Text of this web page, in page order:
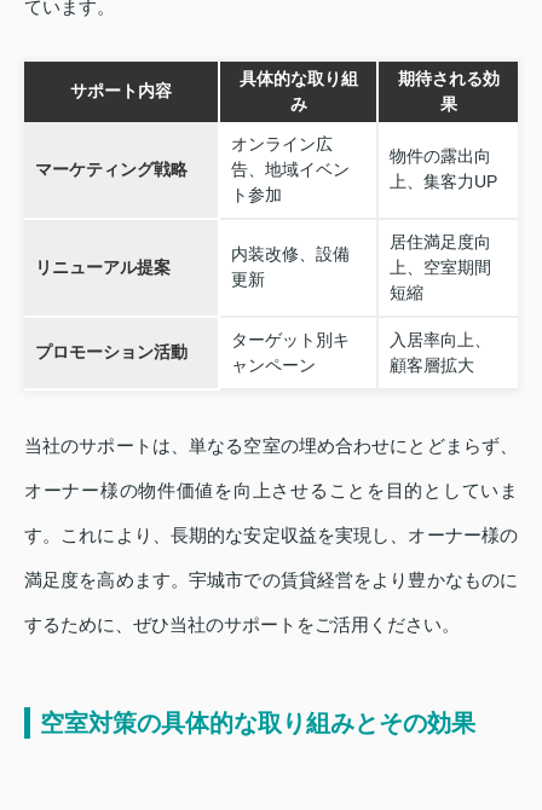
ています。
サポート内容
具体的な取り組
み
期待される効
果
マーケティング戦略
オンライン広
告、地域イベン
ト参加
物件の露出向
上、集客力UP
リニューアル提案
内装改修、設備
更新
居住満足度向
上、空室期間
短縮
プロモーション活動
ターゲット別キ
ャンペーン
入居率向上、
顧客層拡大
当社のサポートは、単なる空室の埋め合わせにとどまらず、
オーナー様の物件価値を向上させることを目的としていま
す。これにより、長期的な安定収益を実現し、オーナー様の
満足度を高めます。宇城市での賃貸経営をより豊かなものに
するために、ぜひ当社のサポートをご活用ください。
空室対策の具体的な取り組みとその効果